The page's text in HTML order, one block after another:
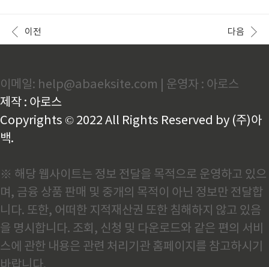
다. *지방세법 제128조 및 동법시행령 제125조 6항 개
정에 ..
캐쉬백이란 도시가스 절약 캐시백은 한국가스공사에서
전 국민을 대상으로 동절기 도시가스 사용량 감축을 위
스 사용자) 제외대상 - 난방목적이 아닌 취사용/취사전
용 요금제 사용자 or 전출 세대등 전년도 사용량 자료가
없는 세대 신청기간 2022.12~2023.1월(2개월) 절약
기간 2022.12월~..
이전 다음
이메일: help@abaeksite.com | 운영자 : 아로스
제작 : 아로스
Copyrights © 2022 All Rights Reserved by (주)아
백.
※ 해당 웹사이트는 정보 전달을 목적으로 운영하고 있으
며, 금융 상품 판매 및 중개의 목적이 아닌 정보만 전달합
니다. 또한, 어떠한 지적재산권 또한 침해하지 않고 있음
을 명시합니다. 조회, 신청 및 다운로드와 같은 편의 서비
스에 관한 내용은 관련 처리기관 홈페이지를 참고하시기